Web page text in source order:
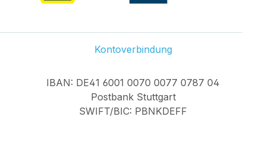
Kontoverbindung
IBAN: DE41 6001 0070 0077 0787 04
Postbank Stuttgart
SWIFT/BIC: PBNKDEFF